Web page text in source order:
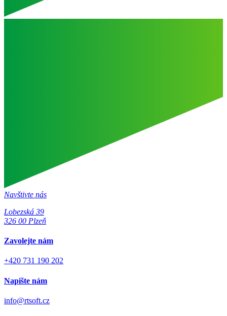
Navštivte nás
Lobezská 39
326 00 Plzeň
Zavolejte nám
+420 731 190 202
Napište nám
info@rtsoft.cz